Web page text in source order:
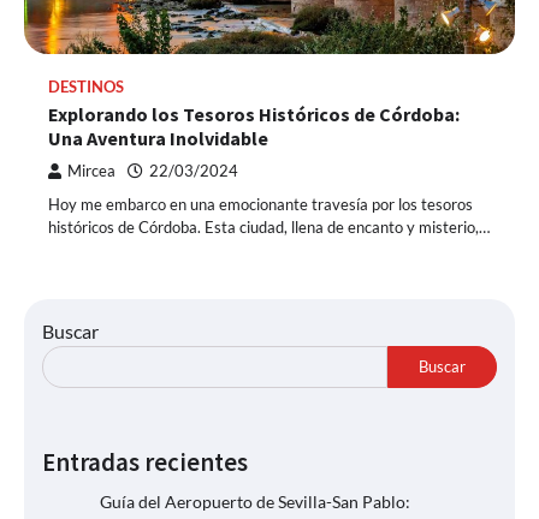
DESTINOS
Explorando los Tesoros Históricos de Córdoba:
Una Aventura Inolvidable
Mircea 22/03/2024
Hoy me embarco en una emocionante travesía por los tesoros
históricos de Córdoba. Esta ciudad, llena de encanto y misterio,…
Buscar
Buscar
Entradas recientes
Guía del Aeropuerto de Sevilla-San Pablo: